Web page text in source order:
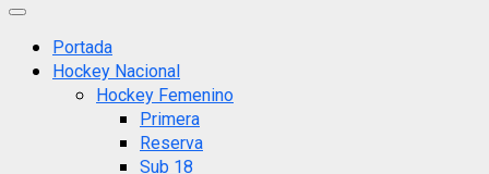
Menú
principalPortada
Hockey Nacional
Hockey Femenino
Primera
Reserva
Sub 18